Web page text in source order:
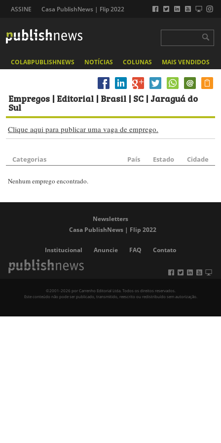
ASSINE Casa PublishNews | Flip 2022
COLABPUBLISHNEWS NOTÍCIAS COLUNAS MAIS VENDIDOS
Empregos | Editorial | Brasil | SC | Jaraguá do
Sul
Clique aqui para publicar uma vaga de emprego.
Categorias País Estado Cidade
Nenhum emprego encontrado.
Newsletters
Casa PublishNews | Flip 2022
Institucional Anuncie FAQ Contato
©2001-2026 por Carrenho Editorial Ltda. Todos os direitos reservados.
Este conteúdo não pode ser publicado, transmitido, reescrito ou redistribuído sem autorização.